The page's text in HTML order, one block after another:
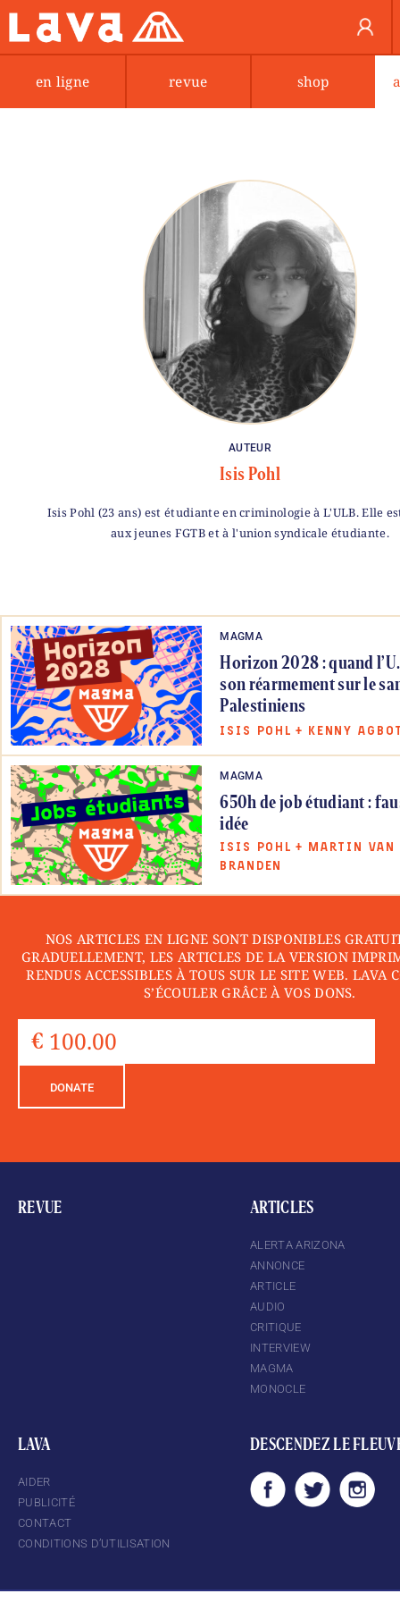
en ligne revue shop
AUTEUR
Isis Pohl
Isis Pohl (23 ans) est étudiante en criminologie à L'ULB. Elle
aux jeunes FGTB et à l'union syndicale étudiante.
MAGMA
Horizon 2028 : quand
son réarmement sur le
Palestiniens
ISIS POHL + KENNY
MAGMA
650h de job étudiant :
idée
ISIS POHL + MARTIN VAN
BRANDEN
NOS ARTICLES EN LIGNE SONT DISPONIBLES
GRADUELLEMENT, LES ARTICLES DE LA VERSION
RENDUS ACCESSIBLES À TOUS SUR LE SITE WEB. LAVA
S’ÉCOULER GRÂCE À VOS DONS.
DONATE
REVUE ARTICLES
ALERTA ARIZONA
ANNONCE
ARTICLE
AUDIO
CRITIQUE
INTERVIEW
MAGMA
MONOCLE
LAVA
AIDER
PUBLICITÉ
CONTACT
CONDITIONS D’UTILISATION
DESCENDEZ LE